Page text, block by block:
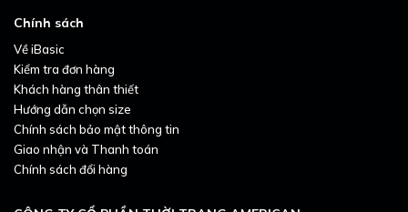
Chính sách
Về iBasic
Kiểm tra đơn hàng
Khách hàng thân thiết
Hướng dẫn chọn size
Chính sách bảo mật thông tin
Giao nhận và Thanh toán
Chính sách đổi hàng